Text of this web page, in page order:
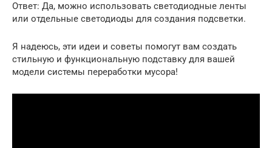
Ответ: Да, можно использовать светодиодные ленты
или отдельные светодиоды для создания подсветки.
Я надеюсь, эти идеи и советы помогут вам создать
стильную и функциональную подставку для вашей
модели системы переработки мусора!